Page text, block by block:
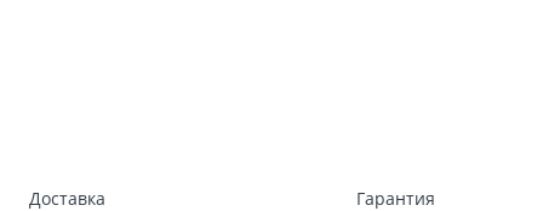
Доставка
Гарантия